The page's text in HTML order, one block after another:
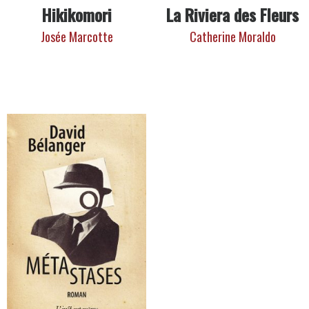
Hikikomori
Josée Marcotte
La Riviera des Fleurs
Catherine Moraldo